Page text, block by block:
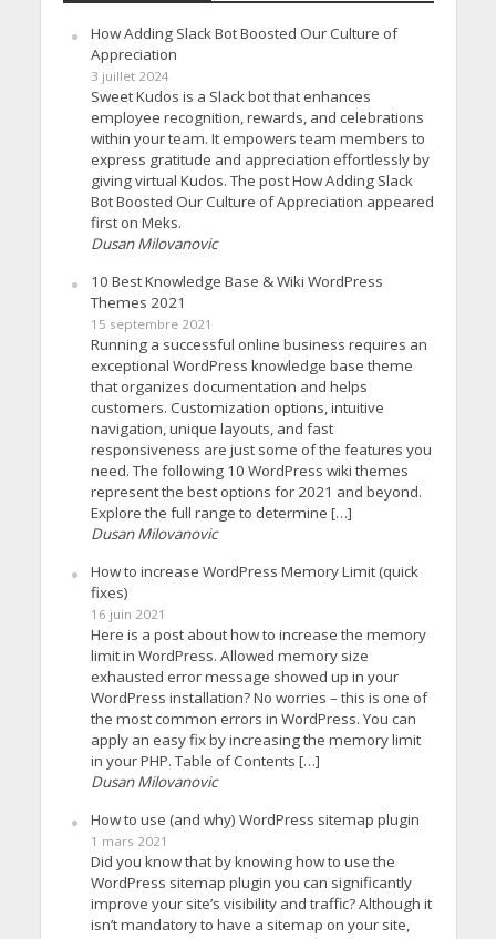
How Adding Slack Bot Boosted Our Culture of
Appreciation
3 juillet 2024
Sweet Kudos is a Slack bot that enhances
employee recognition, rewards, and celebrations
within your team. It empowers team members to
express gratitude and appreciation effortlessly by
giving virtual Kudos. The post How Adding Slack
Bot Boosted Our Culture of Appreciation appeared
first on Meks.
Dusan Milovanovic
10 Best Knowledge Base & Wiki WordPress
Themes 2021
15 septembre 2021
Running a successful online business requires an
exceptional WordPress knowledge base theme
that organizes documentation and helps
customers. Customization options, intuitive
navigation, unique layouts, and fast
responsiveness are just some of the features you
need. The following 10 WordPress wiki themes
represent the best options for 2021 and beyond.
Explore the full range to determine […]
Dusan Milovanovic
How to increase WordPress Memory Limit (quick
fixes)
16 juin 2021
Here is a post about how to increase the memory
limit in WordPress. Allowed memory size
exhausted error message showed up in your
WordPress installation? No worries – this is one of
the most common errors in WordPress. You can
apply an easy fix by increasing the memory limit
in your PHP. Table of Contents […]
Dusan Milovanovic
How to use (and why) WordPress sitemap plugin
1 mars 2021
Did you know that by knowing how to use the
WordPress sitemap plugin you can significantly
improve your site’s visibility and traffic? Although it
isn’t mandatory to have a sitemap on your site,